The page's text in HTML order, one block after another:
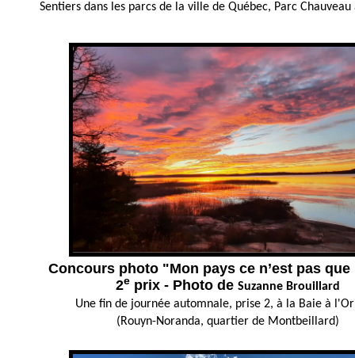
Sentiers dans les parcs de la ville de Québec, Parc
Concours photo "Mon pays ce n’est pas
2eprix - Photo de Suzanne Brouillard
Une fin de journée automnale, prise 2, à la Baie à
(Rouyn-Noranda, quartier de Montbeillard)